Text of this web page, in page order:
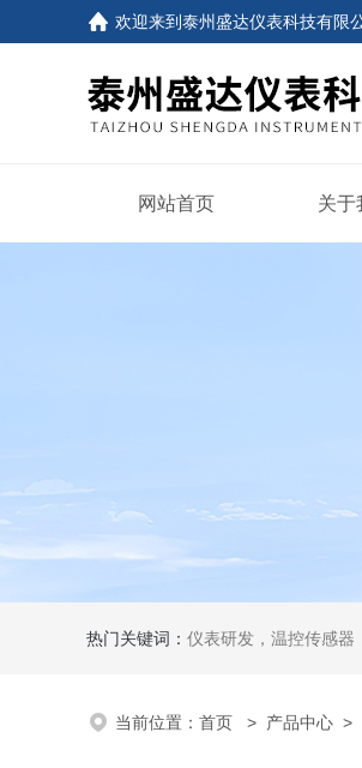
欢迎来到泰州盛达仪表科技有限
网站首页 关于
热门关键词： 仪表研发，温控传感器
当前位置： 首页 > 产品中心 >